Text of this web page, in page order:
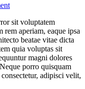
sit voluptatem
rem aperiam, eaque ipsa
beatae vitae dicta
quia voluptas sit
magni dolores
porro quisquam
adipisci velit,